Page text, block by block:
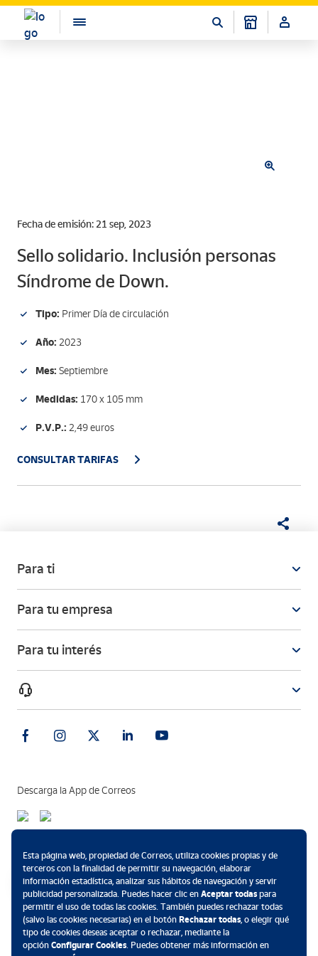
Fecha de emisión: 21 sep, 2023
Sello solidario. Inclusión personas
Síndrome de Down.
Tipo: Primer Día de circulación
Año: 2023
Mes: Septiembre
Medidas: 170 x 105 mm
P.V.P.: 2,49 euros
CONSULTAR TARIFAS
Para ti
Para tu empresa
Para tu interés
Descarga la App de Correos
Esta página web, propiedad de Correos, utiliza cookies propias y de
terceros con la finalidad de permitir su navegación, elaborar
información estadística, analizar sus hábitos de navegación y servir
publicidad personalizada. Puedes hacer clic en Aceptar todaspara
permitir el uso de todas las cookies. También puedes rechazar todas
(salvo las cookies necesarias) en el botón Rechazar todas, o elegir qué
tipo de cookies deseas aceptar o rechazar, mediante la
opción Configurar Cookies. Puedes obtener más información en